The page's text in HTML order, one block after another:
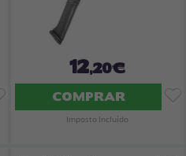
12,20€
COMPRAR
Imposto Incluído